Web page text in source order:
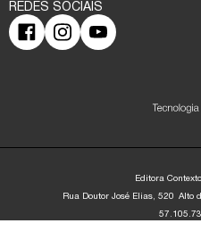
Editora Contexto
Rua Doutor José Elias, 520 Alto